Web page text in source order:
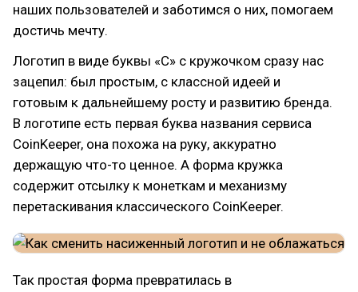
наших пользователей и заботимся о них, помогаем
достичь мечту.
Логотип в виде буквы «С» с кружочком сразу нас
зацепил: был простым, с классной идеей и
готовым к дальнейшему росту и развитию бренда.
В логотипе есть первая буква названия сервиса
CoinKeeper, она похожа на руку, аккуратно
держащую что-то ценное. А форма кружка
содержит отсылку к монеткам и механизму
перетаскивания классического CoinKeeper.
Так простая форма превратилась в